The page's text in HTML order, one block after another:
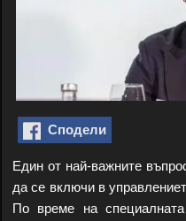
Сподели
Един от най-важните
да се включи в
По време на